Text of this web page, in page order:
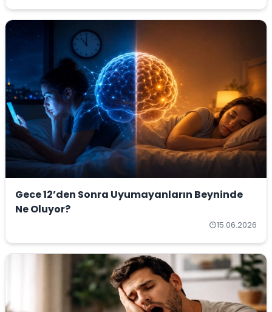
Gece 12’den Sonra Uyumayanların Beyninde
Ne Oluyor?
15.06.2026